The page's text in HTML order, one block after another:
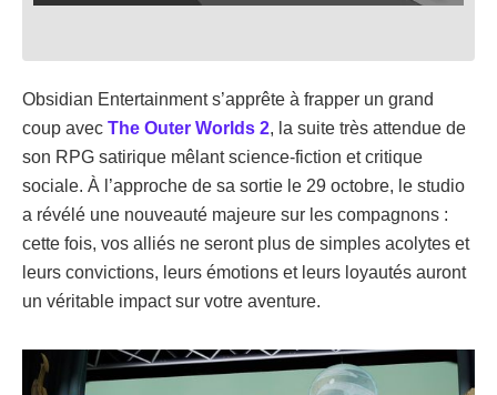
Obsidian Entertainment s’apprête à frapper un grand
coup avec The Outer Worlds 2, la suite très attendue de
son RPG satirique mêlant science-fiction et critique
sociale. À l’approche de sa sortie le 29 octobre, le studio
a révélé une nouveauté majeure sur les compagnons :
cette fois, vos alliés ne seront plus de simples acolytes et
leurs convictions, leurs émotions et leurs loyautés auront
un véritable impact sur votre aventure.